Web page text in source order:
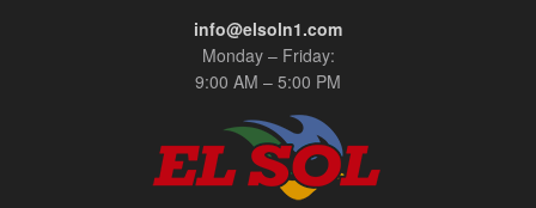
info@elsoln1.com
Monday – Friday:
9:00 AM – 5:00 PM